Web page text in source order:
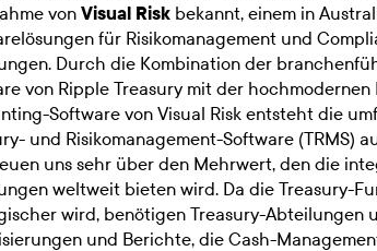
von Visual Risk bekannt, einem in
für Risikomanagement und
Durch die Kombination der
von Ripple Treasury mit der
Software von Visual Risk entsteht die
und Risikomanagement-Software (TRMS)
uns sehr über den Mehrwert, den die
weltweit bieten wird. Da die Treasury-
wird, benötigen Treasury-Abteilungen
und Berichte, die Cash-